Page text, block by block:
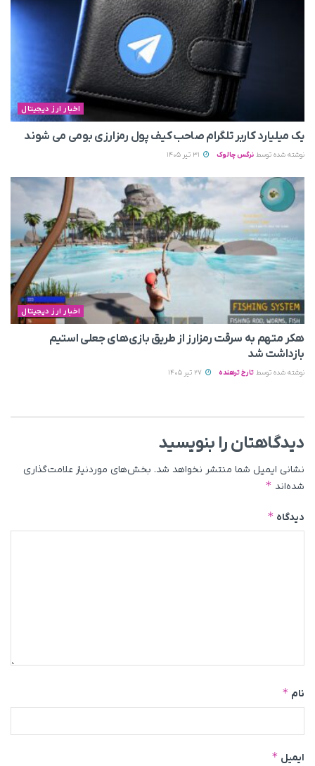
اخبار ارز دیجیتال
یک میلیارد کاربر تلگرام صاحب کیف پول رمزارزی بومی می‌ شوند
نوشته شده توسط نرگس چالوک
اخبار ارز دیجیتال
هکر متهم به سرقت رمزارز از طریق بازی‌های جعلی استیم
بازداشت شد
نوشته شده توسط تارخ ترهنده
دیدگاهتان را بنویسید
نشانی ایمیل شما منتشر نخواهد شد. بخش‌های موردنیاز علامت‌گذاری
شده‌اند *
دیدگاه *
نام *
ایمیل *